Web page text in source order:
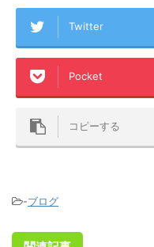
Twitter
Pocket
コピーする
-ブログ